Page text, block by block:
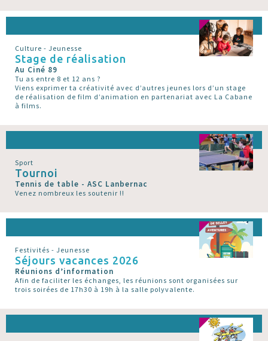
Culture - Jeunesse
Stage de réalisation
Au Ciné 89
Tu as entre 8 et 12 ans ?
Viens exprimer ta créativité avec d’autres jeunes lors d’un stage
de réalisation de film d’animation en partenariat avec La Cabane
à films.
Sport
Tournoi
Tennis de table - ASC Lanbernac
Venez nombreux les soutenir !!
Festivités - Jeunesse
Séjours vacances 2026
Réunions d’information
Afin de faciliter les échanges, les réunions sont organisées sur
trois soirées de 17h30 à 19h à la salle polyvalente.